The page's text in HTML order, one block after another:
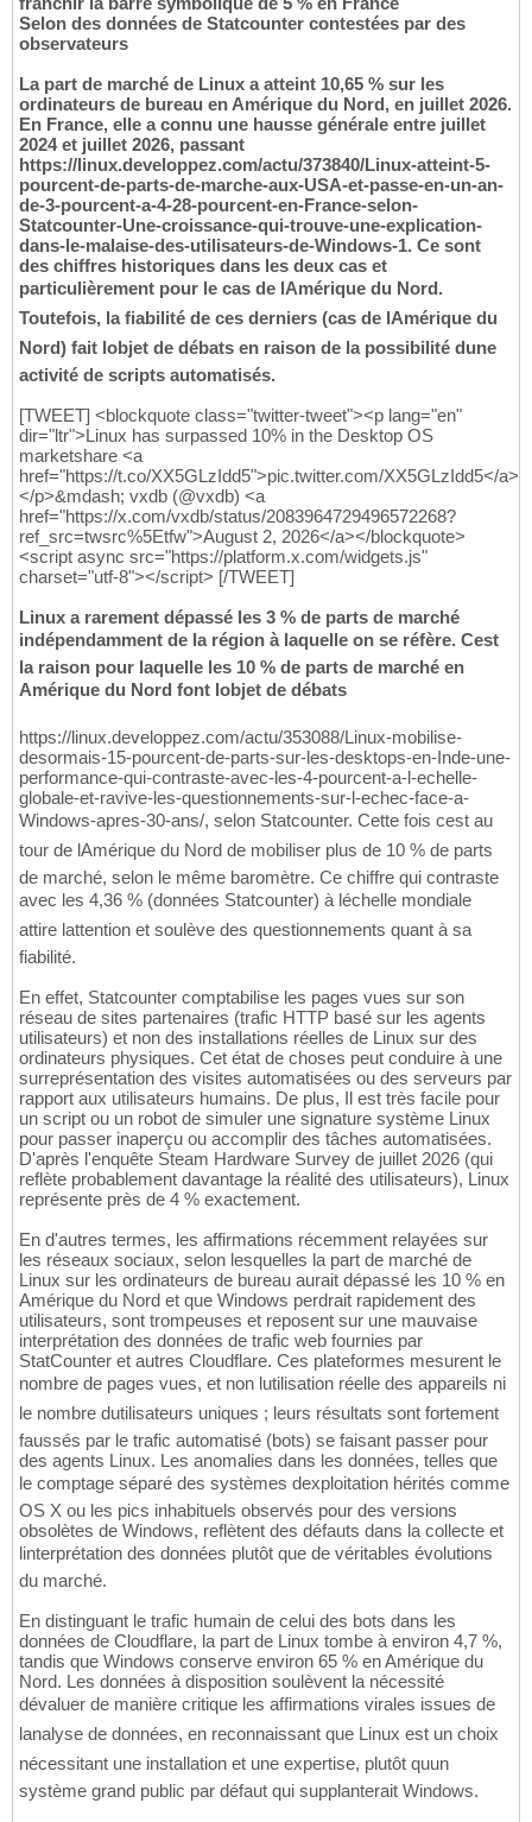
Selon des données de Statcounter contestées par des
observateurs
La part de marché de Linux a atteint 10,65 % sur les
ordinateurs de bureau en Amérique du Nord, en juillet 2026.
En France, elle a connu une hausse générale entre juillet
2024 et juillet 2026, passant
https://linux.developpez.com/actu/373840/Linux-atteint-5-
pourcent-de-parts-de-marche-aux-USA-et-passe-en-un-an-
de-3-pourcent-a-4-28-pourcent-en-France-selon-
Statcounter-Une-croissance-qui-trouve-une-explication-
dans-le-malaise-des-utilisateurs-de-Windows-1. Ce sont
des chiffres historiques dans les deux cas et
particulièrement pour le cas de lAmérique du Nord.
Toutefois, la fiabilité de ces derniers (cas de lAmérique du
Nord) fait lobjet de débats en raison de la possibilité dune
activité de scripts automatisés.
[TWEET] <blockquote class="twitter-tweet"><p lang="en"
dir="ltr">Linux has surpassed 10% in the Desktop OS
marketshare <a
href="https://t.co/XX5GLzIdd5">pic.twitter.com/XX5GLzIdd5</a>
</p>&mdash; vxdb (@vxdb) <a
href="https://x.com/vxdb/status/2083964729496572268?
ref_src=twsrc%5Etfw">August 2, 2026</a></blockquote>
<script async src="https://platform.x.com/widgets.js"
charset="utf-8"></script> [/TWEET]
Linux a rarement dépassé les 3 % de parts de marché
indépendamment de la région à laquelle on se réfère. Cest
la raison pour laquelle les 10 % de parts de marché en
Amérique du Nord font lobjet de débats
https://linux.developpez.com/actu/353088/Linux-mobilise-
desormais-15-pourcent-de-parts-sur-les-desktops-en-Inde-une-
performance-qui-contraste-avec-les-4-pourcent-a-l-echelle-
globale-et-ravive-les-questionnements-sur-l-echec-face-a-
Windows-apres-30-ans/, selon Statcounter. Cette fois cest au
tour de lAmérique du Nord de mobiliser plus de 10 % de parts
de marché, selon le même baromètre. Ce chiffre qui contraste
avec les 4,36 % (données Statcounter) à léchelle mondiale
attire lattention et soulève des questionnements quant à sa
fiabilité.
En effet, Statcounter comptabilise les pages vues sur son
réseau de sites partenaires (trafic HTTP basé sur les agents
utilisateurs) et non des installations réelles de Linux sur des
ordinateurs physiques. Cet état de choses peut conduire à une
surreprésentation des visites automatisées ou des serveurs par
rapport aux utilisateurs humains. De plus, Il est très facile pour
un script ou un robot de simuler une signature système Linux
pour passer inaperçu ou accomplir des tâches automatisées.
D'après l'enquête Steam Hardware Survey de juillet 2026 (qui
reflète probablement davantage la réalité des utilisateurs), Linux
représente près de 4 % exactement.
En d'autres termes, les affirmations récemment relayées sur
les réseaux sociaux, selon lesquelles la part de marché de
Linux sur les ordinateurs de bureau aurait dépassé les 10 % en
Amérique du Nord et que Windows perdrait rapidement des
utilisateurs, sont trompeuses et reposent sur une mauvaise
interprétation des données de trafic web fournies par
StatCounter et autres Cloudflare. Ces plateformes mesurent le
nombre de pages vues, et non lutilisation réelle des appareils ni
le nombre dutilisateurs uniques ; leurs résultats sont fortement
faussés par le trafic automatisé (bots) se faisant passer pour
des agents Linux. Les anomalies dans les données, telles que
le comptage séparé des systèmes dexploitation hérités comme
OS X ou les pics inhabituels observés pour des versions
obsolètes de Windows, reflètent des défauts dans la collecte et
linterprétation des données plutôt que de véritables évolutions
du marché.
En distinguant le trafic humain de celui des bots dans les
données de Cloudflare, la part de Linux tombe à environ 4,7 %,
tandis que Windows conserve environ 65 % en Amérique du
Nord. Les données à disposition soulèvent la nécessité
dévaluer de manière critique les affirmations virales issues de
lanalyse de données, en reconnaissant que Linux est un choix
nécessitant une installation et une expertise, plutôt quun
système grand public par défaut qui supplanterait Windows.